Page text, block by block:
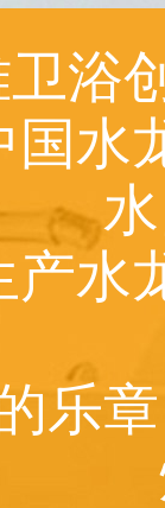
浴
国水
产水
乐